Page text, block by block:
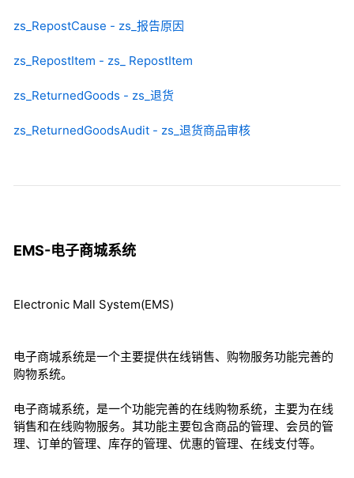
zs_RepostCause - zs_报告原因
zs_RepostItem - zs_ RepostItem
zs_ReturnedGoods - zs_退货
zs_ReturnedGoodsAudit - zs_退货商品审核
EMS-电子商城系统
Electronic Mall System(EMS)
电子商城系统是一个主要提供在线销售、购物服务功能完善的
购物系统。
电子商城系统，是一个功能完善的在线购物系统，主要为在线
销售和在线购物服务。其功能主要包含商品的管理、会员的管
理、订单的管理、库存的管理、优惠的管理、在线支付等。